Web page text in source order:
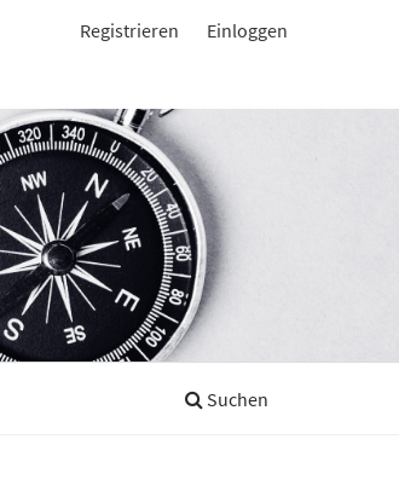
Suchen
Registrieren Einloggen